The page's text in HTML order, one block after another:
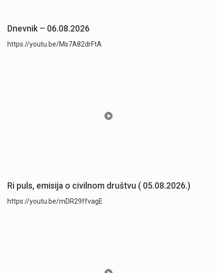
Dnevnik – 06.08.2026
https://youtu.be/Ms7A82drFtA
Ri puls, emisija o civilnom društvu ( 05.08.2026.)
https://youtu.be/mDR29ffvagE